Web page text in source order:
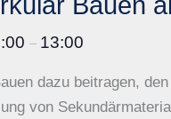
– 13:00
dazu beitragen,
von